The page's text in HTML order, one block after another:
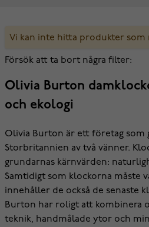
Vi kan inte hitta produkter som
Försök att ta bort några filter:
Olivia Burton
och ekologi
Olivia Burton är ett företag som
Storbritannien av två vänner.
grundarnas kärnvärden:
Samtidigt som klockorna måste
innehåller de också de senaste
Burton har roligt att kombinera
teknik, handmålade ytor och